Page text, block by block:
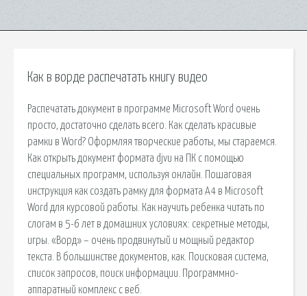
Как в ворде распечатать книгу видео
Распечатать документ в программе Microsoft Word очень
просто, достаточно сделать всего. Как сделать красивые
рамки в Word? Оформляя творческие работы, мы стараемся.
Как открыть документ формата djvu на ПК с помощью
специальных программ, используя онлайн. Пошаговая
инструкция как создать рамку для формата А4 в Microsoft
Word для курсовой работы. Как научить ребенка читать по
слогам в 5-6 лет в домашних условиях: секретные методы,
игры. «Ворд» – очень продвинутый и мощный редактор
текста. В большинстве документов, как. Поисковая сиcтема,
список запросов, поиск информации. Программно-
аппаратный комплекс с веб.